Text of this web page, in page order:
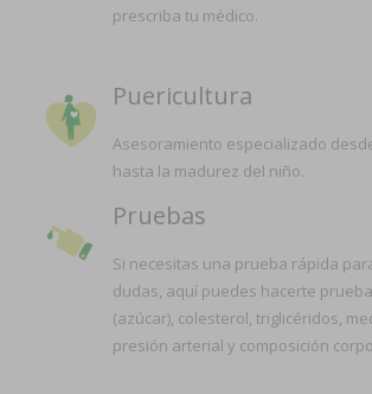
prescriba tu médico.
Puericultura
Asesoramiento especializado
hasta la madurez del niño.
Pruebas
Si necesitas una prueba rápida
dudas, aquí puedes hacerte
(azúcar), colesterol, triglicéridos,
presión arterial y composición